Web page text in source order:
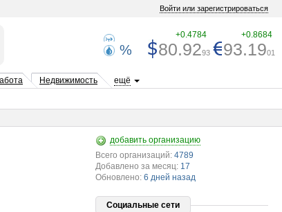
Войти или зарегистрироваться
%
+0.4784 +0.8684
80.9293 93.1901
Недвижимость ещё
добавить организацию
Всего организаций: 4789
Добавлено за месяц: 17
Обновлено: 6 дней назад
Социальные сети